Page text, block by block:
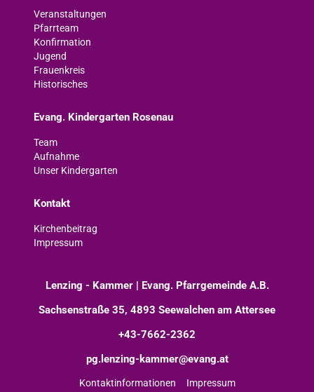
Veranstaltungen
Pfarrteam
Konfirmation
Jugend
Frauenkreis
Historisches
Evang. Kindergarten Rosenau
Team
Aufnahme
Unser Kindergarten
Kontakt
Kirchenbeitrag
Impressum
Lenzing - Kammer | Evang. Pfarrgemeinde A.B.
Sachsenstraße 35, 4893 Seewalchen am Attersee
+43-7662-2362
pg.lenzing-kammer@evang.at
Kontaktinformationen Impressum